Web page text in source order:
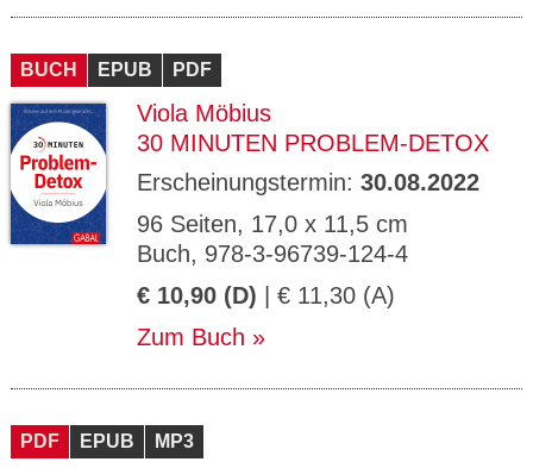
BUCH EPUB PDF
Viola Möbius
30 MINUTEN PROBLEM-DETOX
Erscheinungstermin: 30.08.2022
96 Seiten, 17,0 x 11,5 cm
Buch, 978-3-96739-124-4
€ 10,90 (D) | € 11,30 (A)
Zum Buch
PDF EPUB MP3